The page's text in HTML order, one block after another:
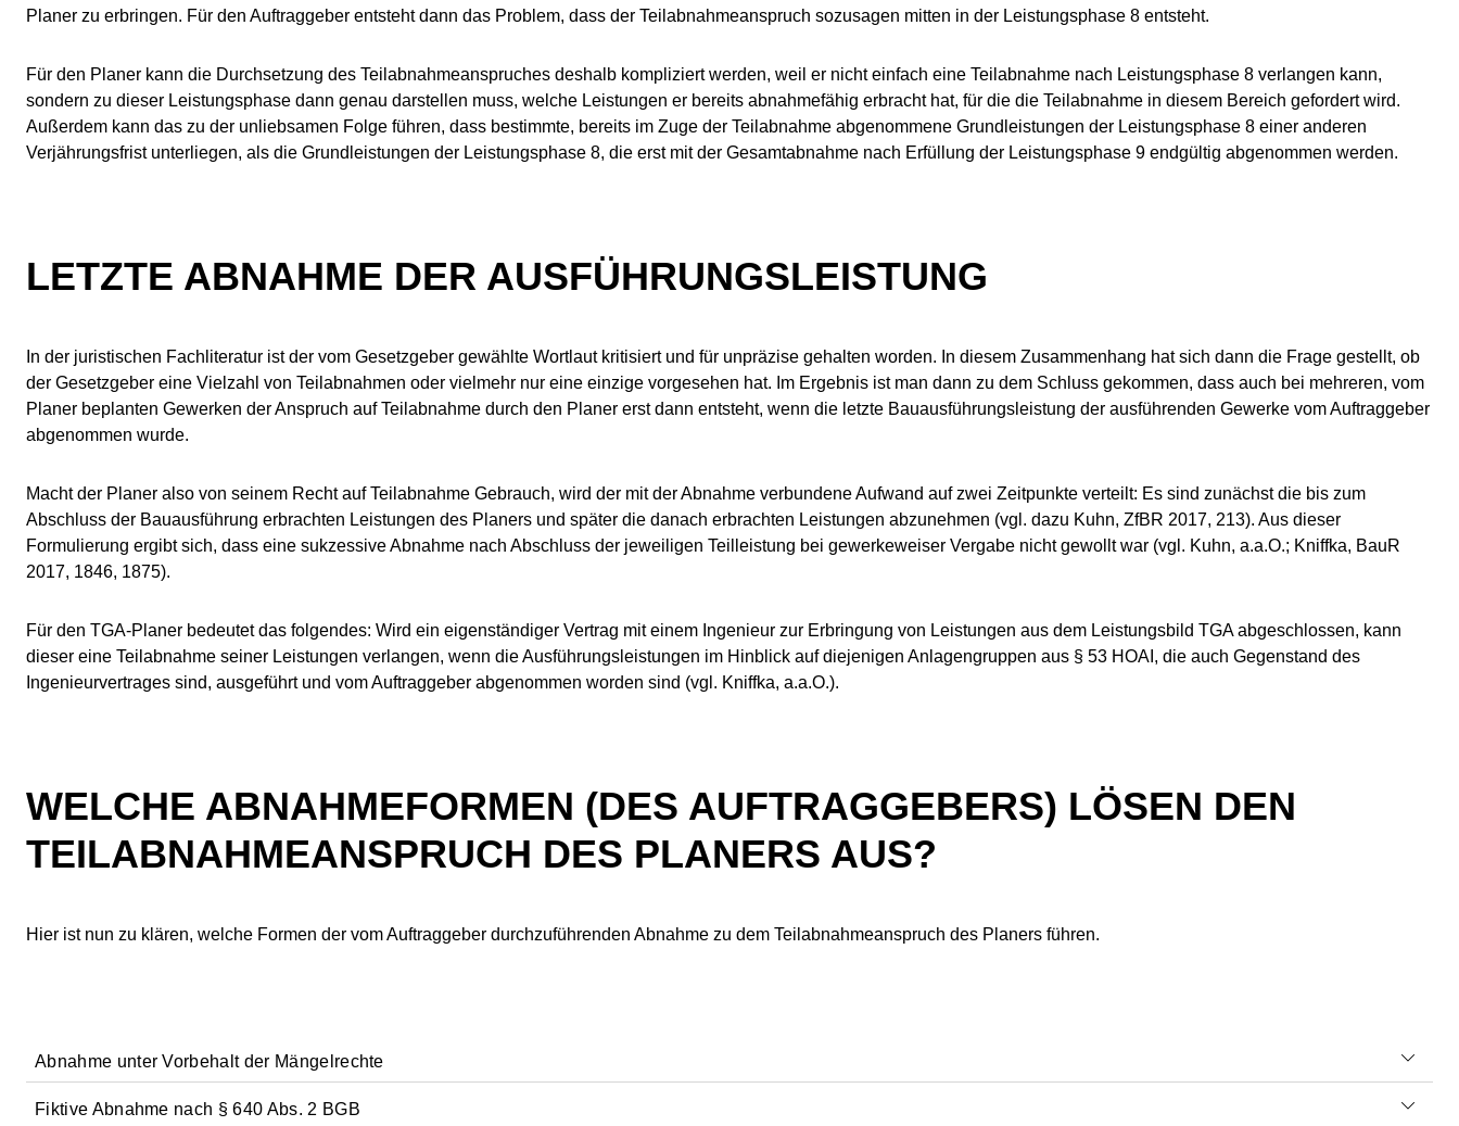
Planer zu erbringen. Für den Auftraggeber entsteht dann das Problem, dass der Teilabnahmeanspruch sozusagen mitten in der Leistungsphase 8 entsteht.
Für den Planer kann die Durchsetzung des Teilabnahmeanspruches deshalb kompliziert wer­den, weil er nicht einfach eine Teilabnahme nach Leistungsphase 8 verlangen kann,
sondern zu dieser Leistungsphase dann genau darstellen muss, welche Leistungen er bereits ab­nah­me­fä­hig erbracht hat, für die die Teilabnahme in diesem Bereich gefordert wird.
Außerdem kann das zu der unliebsamen Folge führen, dass bestimmte, bereits im Zuge der Teilabnahme ab­ge­nom­me­ne Grundleistungen der Leistungsphase 8 einer anderen
Verjährungsfrist unterliegen, als die Grundleistungen der Leistungsphase 8, die erst mit der Gesamtabnahme nach Erfüllung der Leistungsphase 9 endgültig abgenommen werden.
LETZTE ABNAHME DER AUSFÜHRUNGSLEISTUNG
In der juristischen Fachliteratur ist der vom Gesetzgeber gewählte Wortlaut kritisiert und für un­prä­zi­se gehalten worden. In diesem Zusammenhang hat sich dann die Frage gestellt, ob
der Ge­setz­ge­ber eine Vielzahl von Teilabnahmen oder vielmehr nur eine einzige vorgesehen hat. Im Ergebnis ist man dann zu dem Schluss gekommen, dass auch bei mehreren, vom
Planer be­plan­ten Gewerken der Anspruch auf Teilabnahme durch den Planer erst dann entsteht, wenn die letzte Bauausführungsleistung der ausführenden Gewerke vom Auftraggeber
ab­ge­nom­men wurde.
Macht der Planer also von seinem Recht auf Teilabnahme Gebrauch, wird der mit der Ab­nah­me verbundene Aufwand auf zwei Zeitpunkte verteilt: Es sind zunächst die bis zum
Abschluss der Bauausführung erbrachten Leistungen des Planers und später die danach erbrachten Lei­stun­gen abzunehmen (vgl. dazu Kuhn, ZfBR 2017, 213). Aus dieser
Formulierung ergibt sich, dass eine sukzessive Abnahme nach Abschluss der jeweiligen Teilleistung bei gewerkeweiser Ver­ga­be nicht gewollt war (vgl. Kuhn, a.a.O.; Kniffka, BauR
2017, 1846, 1875).
Für den TGA-Planer bedeutet das folgendes: Wird ein eigenständiger Vertrag mit einem In­ge­ni­eur zur Erbringung von Leistungen aus dem Leistungsbild TGA abgeschlossen, kann
dieser ei­ne Teilabnahme seiner Leistungen verlangen, wenn die Ausführungsleistungen im Hinblick auf diejenigen Anlagengruppen aus § 53 HOAI, die auch Gegenstand des
Ingenieurvertrages sind, ausgeführt und vom Auftraggeber abgenommen worden sind (vgl. Kniffka, a.a.O.).
WELCHE ABNAHMEFORMEN (DES AUFTRAGGEBERS) LÖSEN DEN
TEILABNAHMEANSPRUCH DES PLANERS AUS?
Hier ist nun zu klären, welche Formen der vom Auftraggeber durchzuführenden Abnahme zu dem Teilabnahmeanspruch des Planers führen.
Abnahme unter Vorbehalt der Mängelrechte
Fiktive Abnahme nach § 640 Abs. 2 BGB